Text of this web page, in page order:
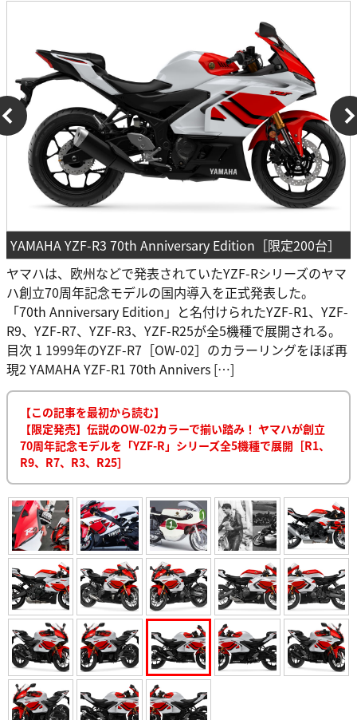
YAMAHA YZF-R3 70th Anniversary Edition［限定200台］
ヤマハは、欧州などで発表されていたYZF-Rシリーズのヤマ
ハ創立70周年記念モデルの国内導入を正式発表した。
「70th Anniversary Edition」と名付けられたYZF-R1、YZF-
R9、YZF-R7、YZF-R3、YZF-R25が全5機種で展開される。
目次 1 1999年のYZF-R7［OW-02］のカラーリングをほぼ再
現2 YAMAHA YZF-R1 70th Annivers […]
【この記事を最初から読む】
【限定発売】伝説のOW-02カラーで揃い踏み！ ヤマハが創立
70周年記念モデルを「YZF-R」シリーズ全5機種で展開［R1、
R9、R7、R3、R25］